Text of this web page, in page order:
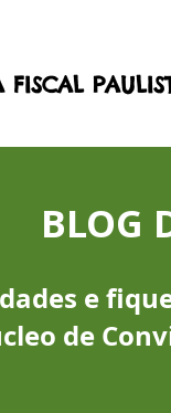
FISCAL
BLOG
e
de